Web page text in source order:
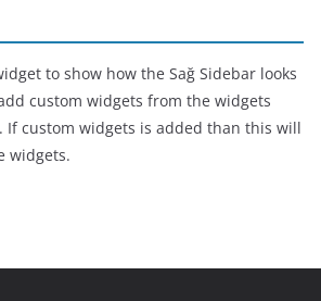
to show how the Sağ Sidebar looks
custom widgets from the widgets
If custom widgets is added than this will
widgets.